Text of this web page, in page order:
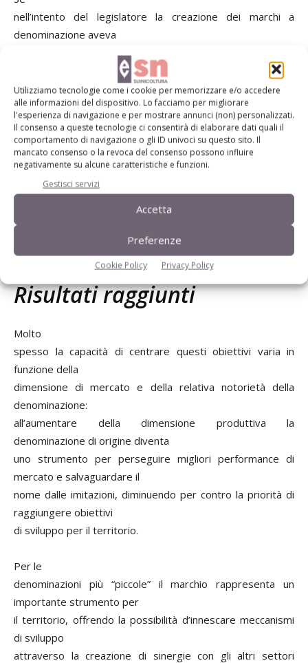
Utilizziamo tecnologie come i cookie per memorizzare e/o accedere
alle informazioni del dispositivo. Lo facciamo per migliorare
l'esperienza di navigazione e per mostrare annunci (non) personalizzati.
Il consenso a queste tecnologie ci consentirà di elaborare dati quali il
comportamento di navigazione o gli ID univoci su questo sito. Il
mancato consenso o la revoca del consenso possono influire
negativamente su alcune caratteristiche e funzioni.
Gestisci servizi
Accetta
Preferenze
Cookie Policy Privacy Policy
nell’intento del legislatore la creazione dei marchi a
denominazione aveva
differenti obiettivi (aumento della differenziazione dei
miglioramento della performance di mercato,
rafforzamento della capacità
contrattuale dei piccoli produttori di prodotti tipici,
sostegno indiretto allo
sviluppo locale del territorio, segnalazione al consumatore
dell’origine del
prodotto e le sue modalità di produzione) non sempre le
centrate da tutte le produzioni sia a base di carne che degli
altri comparti.
Risultati raggiunti
Molto
spesso la capacità di centrare questi obiettivi varia in
funzione della
dimensione di mercato e della relativa notorietà della
denominazione:
all’aumentare della dimensione produttiva la
denominazione di origine diventa
uno strumento per perseguire migliori performance di
mercato e salvaguardare il
nome dalle imitazioni, diminuendo per contro la priorità di
raggiungere obiettivi
di sviluppo per il territorio.
Per le
denominazioni più “piccole” il marchio rappresenta un
importante strumento per
il territorio, offrendo la possibilità d’innescare meccanismi
di sviluppo
attraverso la creazione di sinergie con gli altri settori